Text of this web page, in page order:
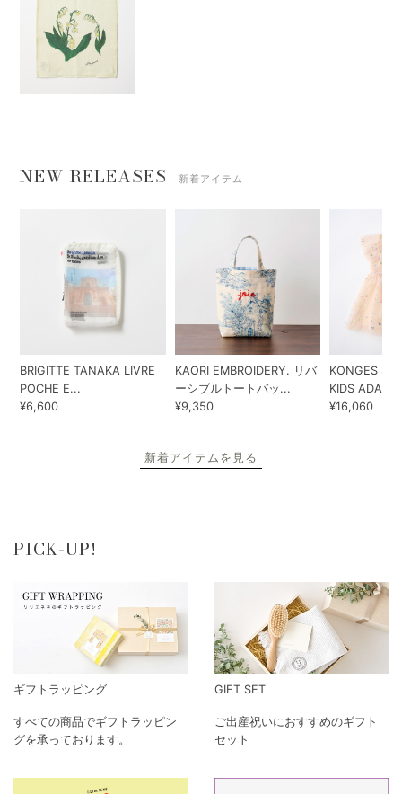
NEW RELEASES 新着アイテム
BRIGITTE TANAKA LIVRE
POCHE E...
¥6,600
KAORI EMBROIDERY. リバ
ーシブルトートバッ...
¥9,350
KONGES
KIDS ADA...
¥16,060
新着アイテムを見る
PICK-UP!
ギフトラッピング
すべての商品でギフトラッピン
グを承っております。
GIFT SET
ご出産祝いにおすすめのギフト
セット